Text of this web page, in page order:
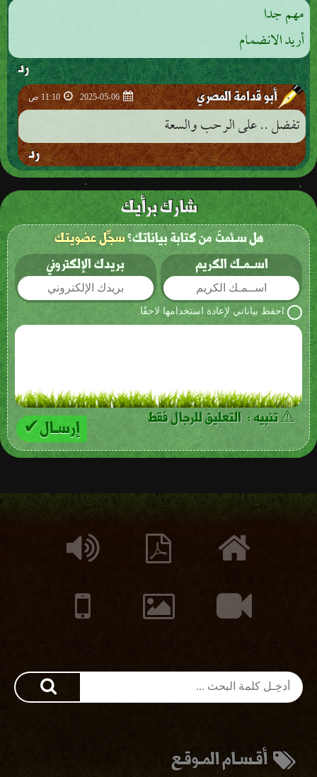
مهم جدا
أريد الانضمام
رد
أبو قدامة المصري 2025-05-06 11:10 ص
تفضل .. على الرحب والسعة
رد
شارك برأيك
هل سـئمتَ من كتابة بياناتك؟سجِّل عضويتك
اســمـك الكريم
بريدك الإلكتروني
احفظ بياناتي لإعادة استخدامها لاحقًا.
⚠ تنبيه : التعليق للرجال فقط
أقـسـام المـوقـع